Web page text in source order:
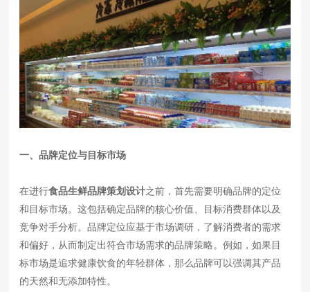
一、品牌定位与目标市场
在进行食品生鲜品牌策划设计之前，首先需要明确品牌的定位
和目标市场。这包括确定品牌的核心价值、目标消费群体以及
竞争对手分析。品牌定位应基于市场调研，了解消费者的需求
和偏好，从而制定出符合市场需求的品牌策略。例如，如果目
标市场是追求健康饮食的年轻群体，那么品牌可以强调其产品
的天然和无添加特性。